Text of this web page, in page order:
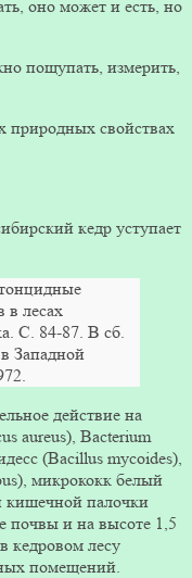
оно может и есть, но
пощупать, измерить,
природных свойствах
кедр уступает
в лесах
С. 84-87. В сб.
Западной
действие на
aureus), Bacterium
(Bacillus mycoides),
микрококк белый
кишечной палочки
почвы и на высоте 1,5
кедровом лесу
помещений.